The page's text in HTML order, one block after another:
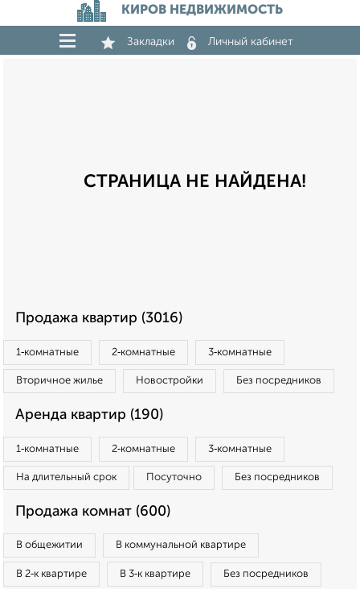
КИРОВ НЕДВИЖИМОСТЬ
Закладки Личный кабинет
СТРАНИЦА НЕ НАЙДЕНА!
Продажа квартир (3016)
1‑комнатные 2‑комнатные 3‑комнатные
Вторичное жилье Новостройки Без посредников
Аренда квартир (190)
1‑комнатные 2‑комнатные 3‑комнатные
На длительный срок Посуточно Без посредников
Продажа комнат (600)
В общежитии В коммунальной квартире
В 2‑к квартире В 3‑к квартире Без посредников